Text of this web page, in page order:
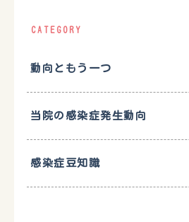
CATEGORY
動向ともう一つ
当院の感染症発生動向
感染症豆知識